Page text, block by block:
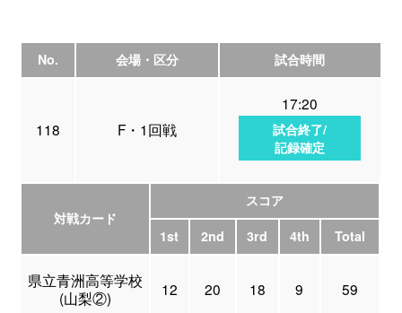
No. 会場・区分 試合時間
118 F・1回戦
17:20
試合終了/
記録確定
対戦カード
スコア
1st
2nd 3rd 4th Total
県立青洲高等学校
(山梨②)
12 20 18 9 59